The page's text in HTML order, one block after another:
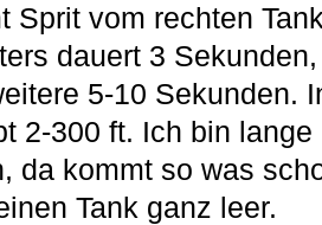
Sprit vom rechten
dauert 3
5-10 Sekunden.
2-300 ft. Ich bin
da kommt so was
Tank ganz leer.